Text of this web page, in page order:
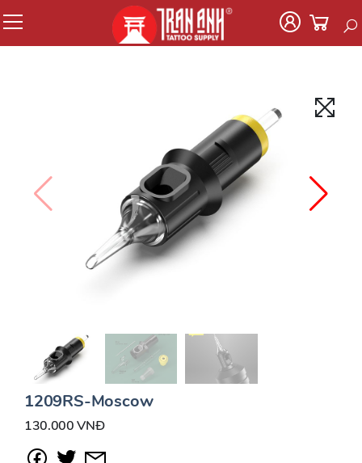
1209RS-Moscow
130.000 VNĐ